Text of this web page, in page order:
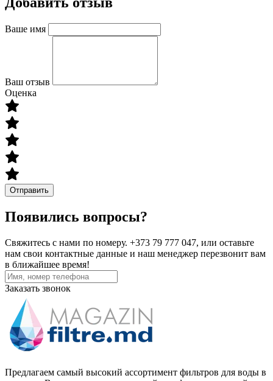
Ваше имя
Ваш отзыв
Оценка
Отправить
Появились вопросы?
Свяжитесь с нами по номеру. +373 79 777 047, или оставьте
нам свои контактные данные и наш менеджер перезвонит вам
в ближайшее время!
Заказать звонок
Предлагаем самый высокий ассортимент фильтров для воды в